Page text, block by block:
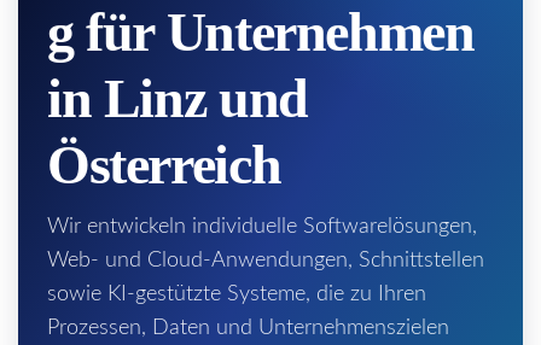
g für Unternehmen
in Linz und
Österreich
Wir entwickeln individuelle Softwarelösungen,
Web- und Cloud-Anwendungen, Schnittstellen
sowie KI-gestützte Systeme, die zu Ihren
Prozessen, Daten und Unternehmenszielen